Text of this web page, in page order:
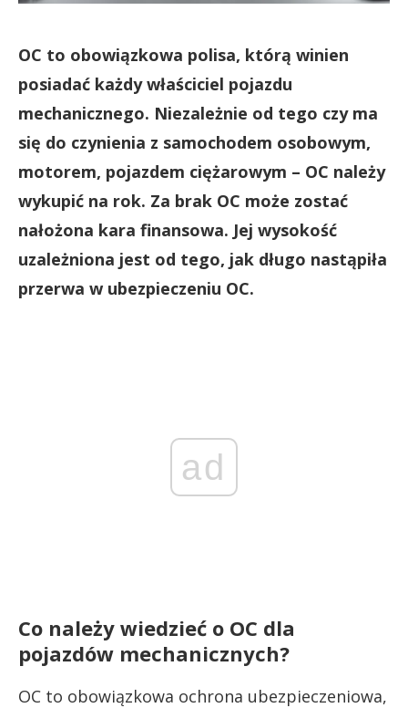
OC to obowiązkowa polisa, którą winien
posiadać każdy właściciel pojazdu
mechanicznego. Niezależnie od tego czy ma
się do czynienia z samochodem osobowym,
motorem, pojazdem ciężarowym – OC należy
wykupić na rok. Za brak OC może zostać
nałożona kara finansowa. Jej wysokość
uzależniona jest od tego, jak długo nastąpiła
przerwa w ubezpieczeniu OC.
ad
Co należy wiedzieć o OC dla
pojazdów mechanicznych?
OC to obowiązkowa ochrona ubezpieczeniowa,